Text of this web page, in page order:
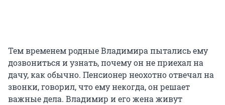
Тем временем родные Владимира пытались ему
дозвониться и узнать, почему он не приехал на
дачу, как обычно. Пенсионер неохотно отвечал на
звонки, говорил, что ему некогда, он решает
важные дела. Владимир и его жена живут